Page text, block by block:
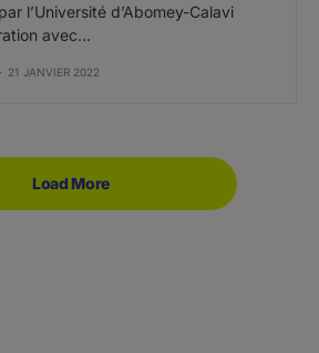
l’Université d’Abomey-Calavi
avec…
21 JANVIER 2022
Load More